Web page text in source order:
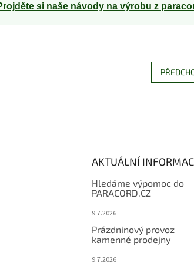
si naše návody na výrobu z
AKTUÁLNÍ
Hledáme výpomoc do
PARACORD.CZ
9.7.2026
Prázdninový provoz
kamenné prodejny
9.7.2026